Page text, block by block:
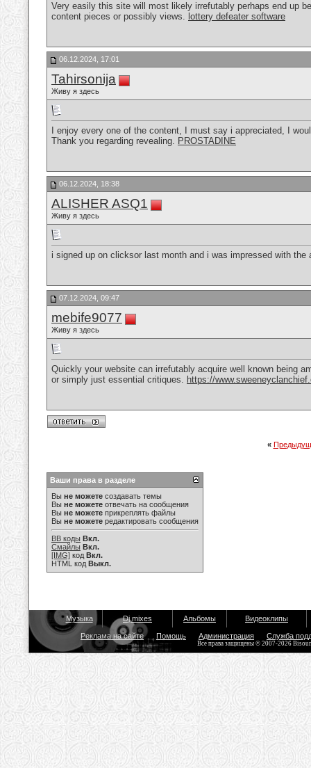
Very easily this site will most likely irrefutably perhaps end up
content pieces or possibly views. lottery defeater software
06.12.2024, 17:01
Tahirsonija
Живу я здесь
I enjoy every one of the content, I must say i appreciated, I
Thank you regarding revealing. PROSTADINE
06.12.2024, 18:38
ALISHER ASQ1
Живу я здесь
i signed up on clicksor last month and i was impressed with
07.12.2024, 09:47
mebife9077
Живу я здесь
Quickly your website can irrefutably acquire well known being
or simply just essential critiques. https://
«
Ваши права в разделе
Вы не можете создавать темы
Вы не можете отвечать на сообщения
Вы не можете прикреплять файлы
Вы не можете редактировать сообщения
BB коды Вкл.
Смайлы Вкл.
[IMG] код Вкл.
HTML код Выкл.
Музыка Dj mixes Альбомы Видеоклипы
Реклама на сайте Помощь Администрация Служба
Все права защищены © 2007-2026